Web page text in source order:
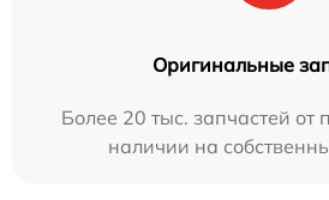
Оригинальные
Более 20 тыс. запчастей от
наличии на